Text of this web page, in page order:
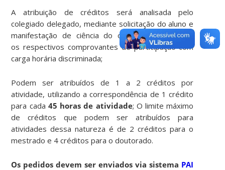
A atribuição de créditos será analisada pelo
colegiado delegado, mediante solicitação do aluno e
manifestação de ciência do orientador, contendo
os respectivos comprovantes de participação com
carga horária discriminada;
Podem ser atribuídos de 1 a 2 créditos por
atividade, utilizando a correspondência de 1 crédito
para cada 45 horas de atividade; O limite máximo
de créditos que podem ser atribuídos para
atividades dessa natureza é de 2 créditos para o
mestrado e 4 créditos para o doutorado.
Os pedidos devem ser enviados via sistema PAI